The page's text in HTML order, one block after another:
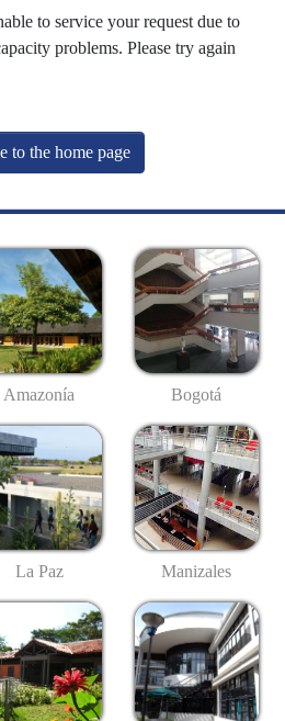
to service your request due to
problems. Please try again
to the home page
Amazonía Bogotá
La Paz Manizales